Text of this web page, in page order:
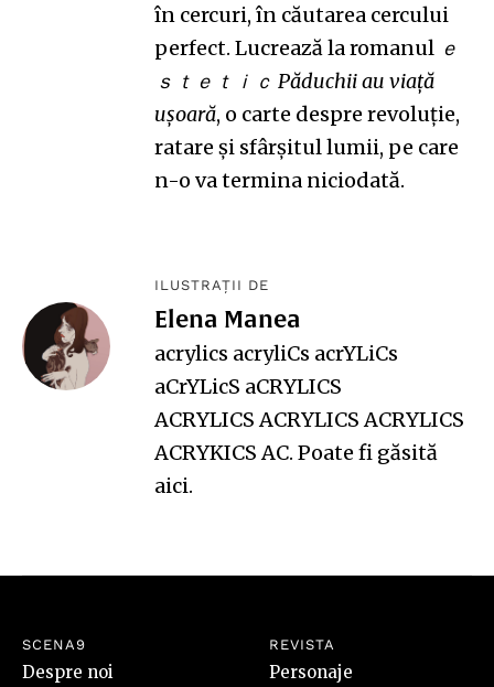
în cercuri, în căutarea cercului
perfect. Lucrează la romanul ｅ
ｓｔｅｔｉｃ Păduchii au viață
ușoară, o carte despre revoluție,
ratare și sfârșitul lumii, pe care
n-o va termina niciodată.
ILUSTRAȚII DE
Elena Manea
acrylics acryliCs acrYLiCs
aCrYLicS aCRYLICS
ACRYLICS ACRYLICS ACRYLICS
ACRYKICS AC. Poate fi găsită
aici.
SCENA9
Despre noi
REVISTA
Personaje